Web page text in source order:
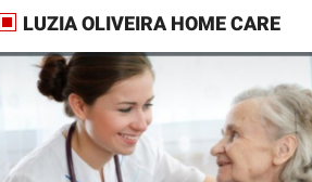
LUZIA OLIVEIRA HOME CARE